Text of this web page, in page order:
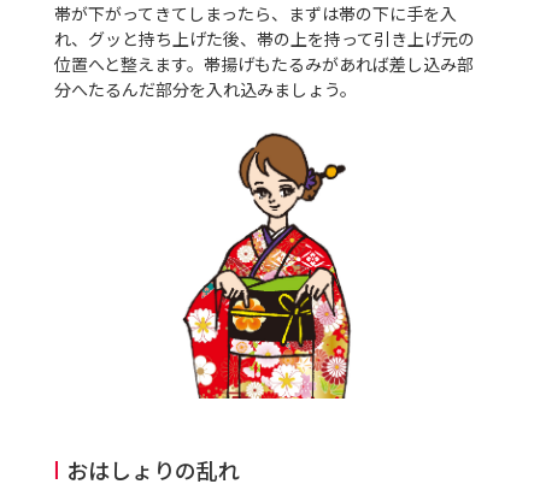
帯が下がってきてしまったら、まずは帯の下に手を入
れ、グッと持ち上げた後、帯の上を持って引き上げ元の
位置へと整えます。帯揚げもたるみがあれば差し込み部
分へたるんだ部分を入れ込みましょう。
おはしょりの乱れ